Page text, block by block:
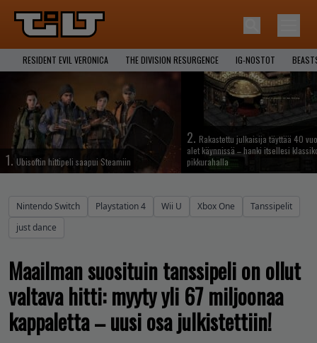
RESIDENT EVIL VERONICA THE DIVISION RESURGENCE IG-NOSTOT
1. Ubisoftin hittipeli saapui Steamiin
2. Rakastettu julkaisija täyttää 40
alet käynnissä – hanki itsellesi
pikkurahalla
Nintendo Switch Playstation 4 Wii U Xbox One
Tanssipelit
just dance
Maailman suosituin tanssipeli on ollut
valtava hitti: myyty yli 67 miljoonaa
kappaletta – uusi osa julkistettiin!